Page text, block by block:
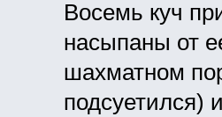
Восемь куч
насыпаны от
шахматном
подсуетился)